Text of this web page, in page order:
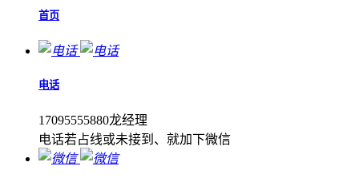
首页
电话
17095555880龙经理
电话若占线或未接到、就加下微信